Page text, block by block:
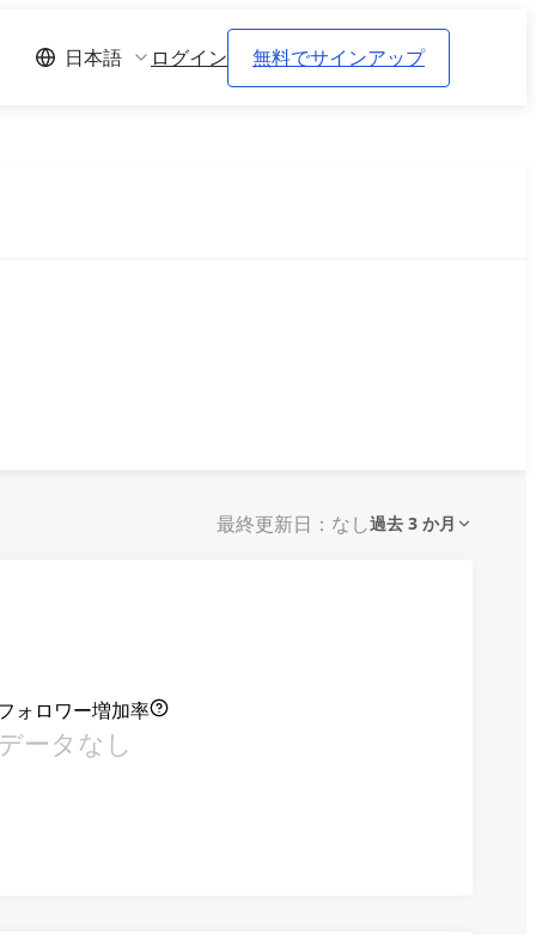
日本語 ログイン 無料でサインアップ
最終更新日：なし過去 3 か月
ォロワー増加率
ータなし